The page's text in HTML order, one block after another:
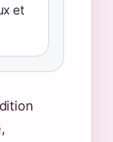
et